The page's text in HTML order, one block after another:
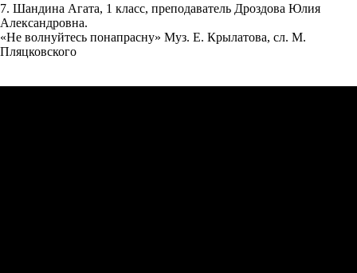
7. Шандина Агата, 1 класс, преподаватель Дроздова Юлия
Александровна.
«Не волнуйтесь понапрасну» Муз. Е. Крылатова, сл. М.
Пляцковского